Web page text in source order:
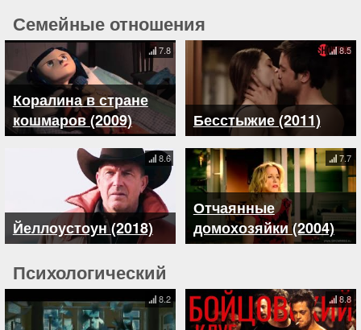
Семейные отношения
Коралина в стране
кошмаров (2009)
7.8
Бесстыжие (2011)
8.5
Йеллоустоун (2018)
8.6
Отчаянные
домохозяйки (2004)
7.7
Психологический
8.2 8.8